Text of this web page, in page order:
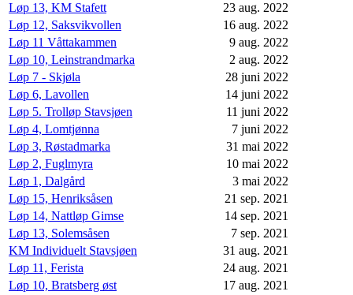
Løp 13, KM Stafett
23 aug. 2022
Løp 12, Saksvikvollen
16 aug. 2022
Løp 11 Våttakammen
9 aug. 2022
Løp 10, Leinstrandmarka
2 aug. 2022
Løp 7 - Skjøla
28 juni 2022
Løp 6, Lavollen
14 juni 2022
Løp 5. Trolløp Stavsjøen
11 juni 2022
Løp 4, Lomtjønna
7 juni 2022
Løp 3, Røstadmarka
31 mai 2022
Løp 2, Fuglmyra
10 mai 2022
Løp 1, Dalgård
3 mai 2022
Løp 15, Henriksåsen
21 sep. 2021
Løp 14, Nattløp Gimse
14 sep. 2021
Løp 13, Solemsåsen
7 sep. 2021
KM Individuelt Stavsjøen
31 aug. 2021
Løp 11, Ferista
24 aug. 2021
Løp 10, Bratsberg øst
17 aug. 2021